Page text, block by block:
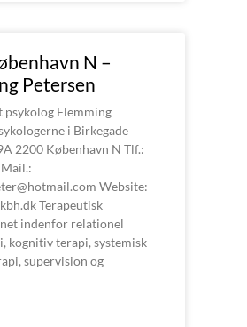
N –
Petersen
Flemming
i Birkegade
2200 København N Tlf.:
Website:
​Terapeutisk
indenfor relationel
kognitiv terapi, systemisk-
supervision og